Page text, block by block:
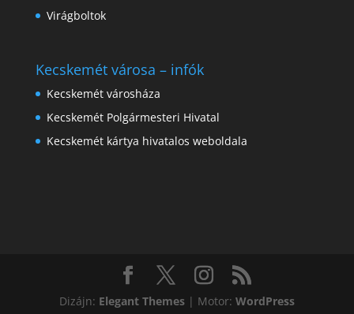
Virágboltok
Kecskemét városa – infók
Kecskemét városháza
Kecskemét Polgármesteri Hivatal
Kecskemét kártya hivatalos weboldala
Dizájn: Elegant Themes| Motor: WordPress